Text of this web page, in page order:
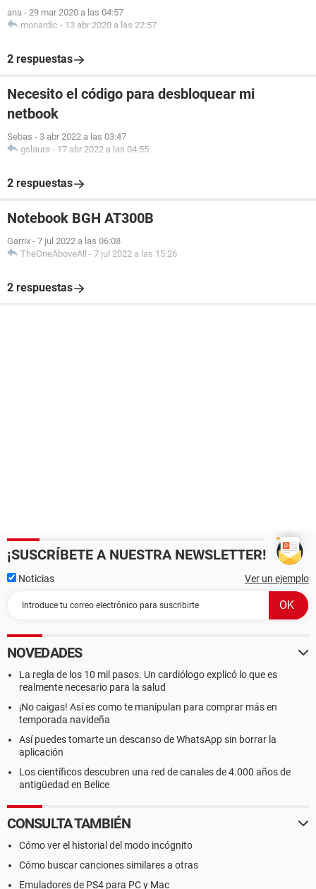
ana - 29 mar 2020 a las 04:57
monardic - 13 abr 2020 a las 22:57
2 respuestas
Necesito el código para desbloquear mi
netbook
Sebas - 3 abr 2022 a las 03:47
gslaura - 17 abr 2022 a las 04:55
2 respuestas
Notebook BGH AT300B
Garrix - 7 jul 2022 a las 06:08
TheOneAboveAll - 7 jul 2022 a las 15:26
2 respuestas
¡SUSCRÍBETE A NUESTRA NEWSLETTER!
Noticias Ver un ejemplo
NOVEDADES
La regla de los 10 mil pasos. Un cardiólogo explicó lo que es
realmente necesario para la salud
¡No caigas! Así es como te manipulan para comprar más en
temporada navideña
Así puedes tomarte un descanso de WhatsApp sin borrar la
aplicación
Los científicos descubren una red de canales de 4.000 años de
antigüedad en Belice
CONSULTA TAMBIÉN
Cómo ver el historial del modo incógnito
Cómo buscar canciones similares a otras
Emuladores de PS4 para PC y Mac